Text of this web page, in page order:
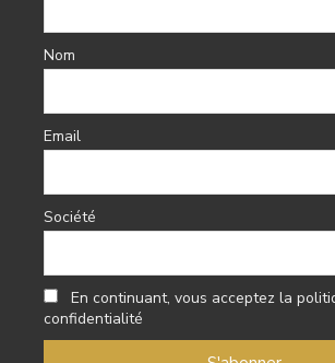
Nom
Email
Société
En continuant, vous acceptez la
confidentialité